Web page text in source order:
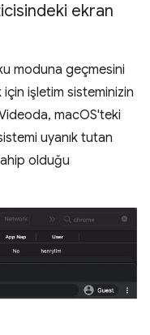
ekran
moduna geçmesini
işletim sisteminizin
macOS'teki
uyanık tutan
olduğu